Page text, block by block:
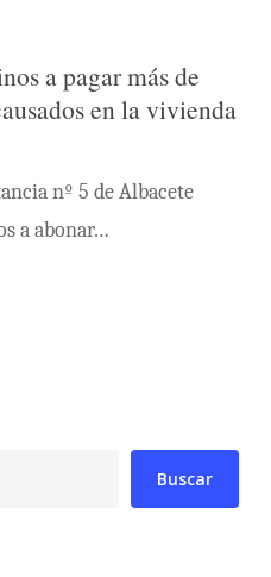
a pagar más de
en la vivienda
nº 5 de Albacete
a abonar…
Buscar